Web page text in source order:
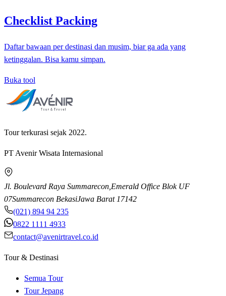
Checklist Packing
Daftar bawaan per destinasi dan musim, biar ga ada yang
ketinggalan. Bisa kamu simpan.
Buka tool
Tour terkurasi sejak 2022.
PT Avenir Wisata Internasional
Jl. Boulevard Raya Summarecon, Emerald Office Blok UF
07Summarecon BekasiJawa Barat 17142
(021) 894 94 235
0822 1111 4933
contact@avenirtravel.co.id
Tour & Destinasi
Semua Tour
Tour Jepang